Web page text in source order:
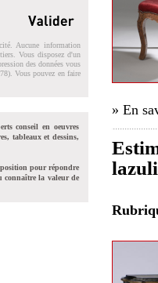
Aucune information
Vous disposez d'un
des données vous
Vous pouvez en faire
conseil en oeuvres
tableaux et dessins,
pour répondre
connaître la valeur de
» En